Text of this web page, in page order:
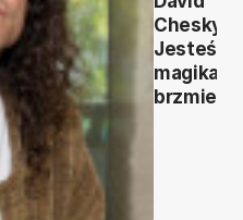
Chesky:
magikami
brzmienia